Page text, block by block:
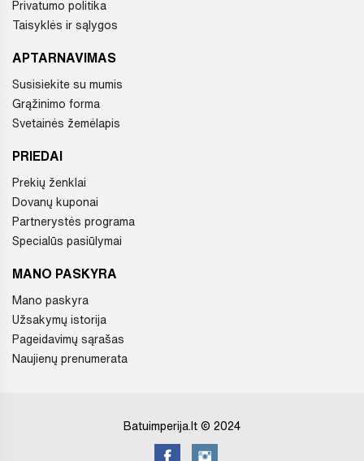
Privatumo politika
Taisyklės ir sąlygos
APTARNAVIMAS
Susisiekite su mumis
Grąžinimo forma
Svetainės žemėlapis
PRIEDAI
Prekių ženklai
Dovanų kuponai
Partnerystės programa
Specialūs pasiūlymai
MANO PASKYRA
Mano paskyra
Užsakymų istorija
Pageidavimų sąrašas
Naujienų prenumerata
Batuimperija.lt © 2024